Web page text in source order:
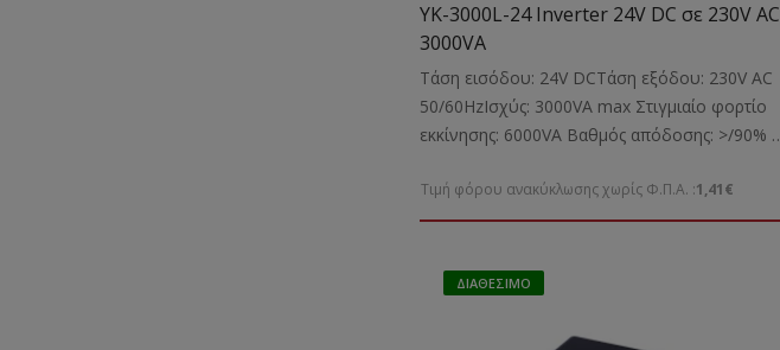
YK-3000L-24 Inverter 24V DC σε 230V AC
3000VA
Τάση εισόδου: 24V DCΤάση εξόδου: 230V AC
50/60HzΙσχύς: 3000VA max Στιγμιαίο φορτίο
εκκίνησης: 6000VA Βαθμός απόδοσης: >/90%
2 πρίζες σούκοΠροστασία: Από
βραχυκύκλωμα, υπερφόρτωση,
ανεμιστήραΕνδείξεις: Λειτουργιών ψηφιακές
φορητών υπολογιστών, τηλεοράσεων, fax,
Τιμή φόρου ανακύκλωσης χωρίς Φ.Π.Α. :1,41€
ΔΙΑΘΈΣΙΜΟ